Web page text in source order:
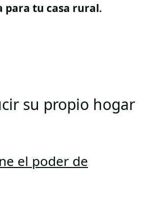
para tu casa rural.
su propio hogar
el poder de